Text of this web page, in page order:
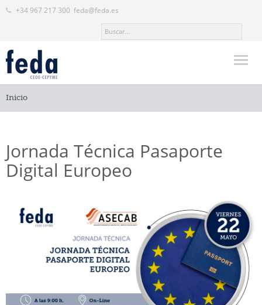
+34 967 217 300 feda@feda.es
Inicio
FEDA
Servicios
Valor añadido
Formación
Inicio
Jornada Técnica Pasaporte
Digital Europeo